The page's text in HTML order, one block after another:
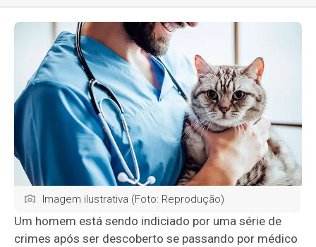
Imagem ilustrativa (Foto: Reprodução)
Um homem está sendo indiciado por uma série de
crimes após ser descoberto se passando por médico